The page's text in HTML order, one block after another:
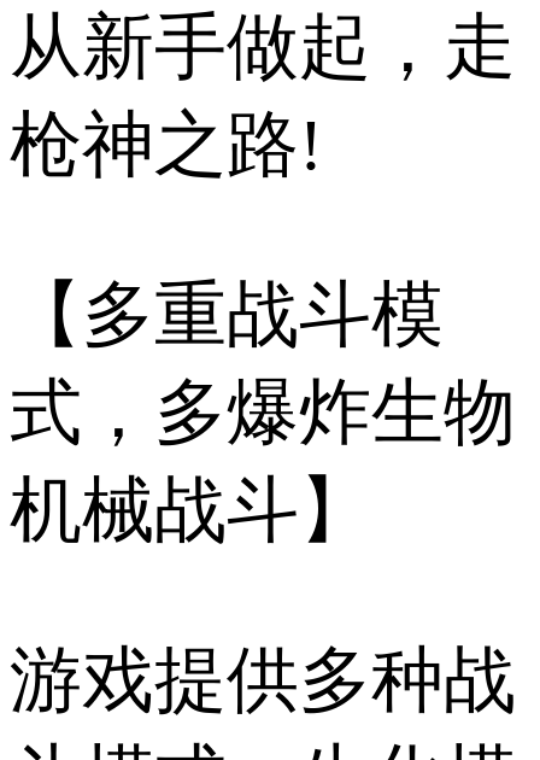
从新手做起，走
枪神之路!
【多重战斗模
式，多爆炸生物
机械战斗】
游戏提供多种战